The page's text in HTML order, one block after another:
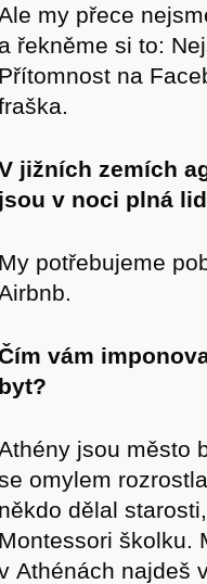
my přece
a řekněme si to:
Přítomnost na
jižních zemích
jsou v noci plná
My potřebujeme
vám
byt?
jsou město
omylem
někdo dělal
Montessori
Athénách najdeš